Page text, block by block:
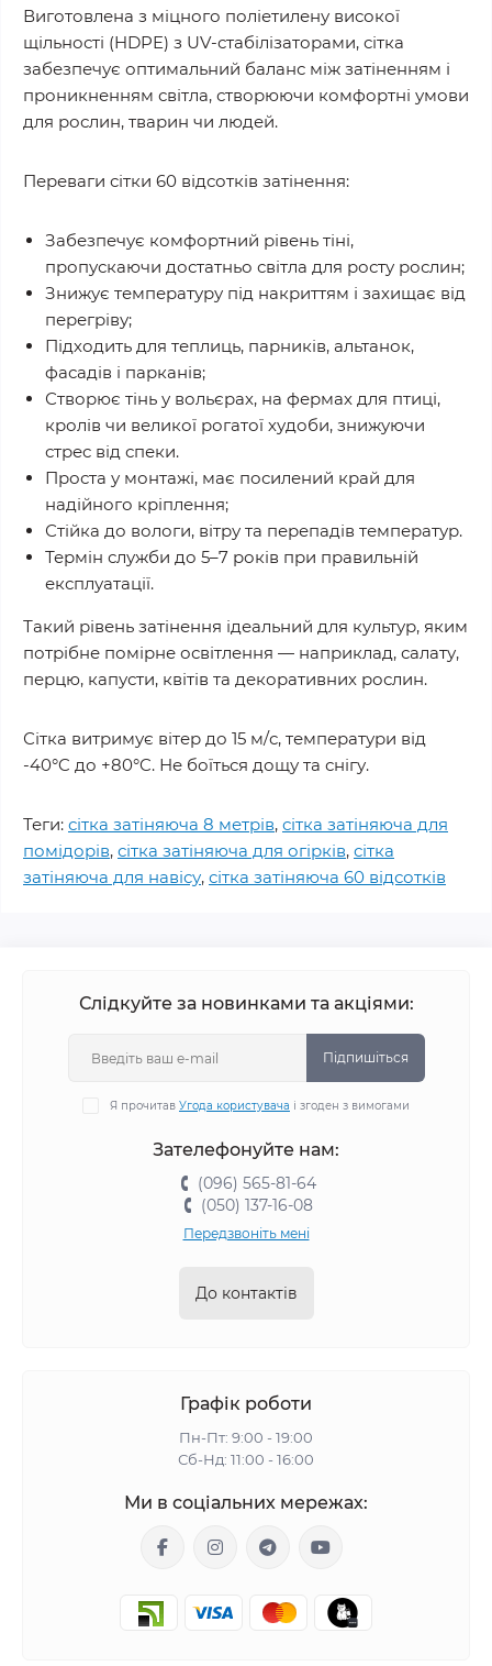
Виготовлена з міцного поліетилену високої
щільності (HDPE) з UV-стабілізаторами, сітка
забезпечує оптимальний баланс між затіненням і
проникненням світла, створюючи комфортні умови
для рослин, тварин чи людей.
Переваги сітки 60 відсотків затінення:
Забезпечує комфортний рівень тіні,
пропускаючи достатньо світла для росту рослин;
Знижує температуру під накриттям і захищає від
перегріву;
Підходить для теплиць, парників, альтанок,
фасадів і парканів;
Створює тінь у вольєрах, на фермах для птиці,
кролів чи великої рогатої худоби, знижуючи
стрес від спеки.
Проста у монтажі, має посилений край для
надійного кріплення;
Стійка до вологи, вітру та перепадів температур.
Термін служби до 5–7 років при правильній
експлуатації.
Такий рівень затінення ідеальний для культур, яким
потрібне помірне освітлення — наприклад, салату,
перцю, капусти, квітів та декоративних рослин.
Сітка витримує вітер до 15 м/с, температури від
-40°C до +80°C. Не боїться дощу та снігу.
Теги: сітка затіняюча 8 метрів, сітка затіняюча для
помідорів, сітка затіняюча для огірків, сітка
затіняюча для навісу, сітка затіняюча 60 відсотків
Слідкуйте за новинками та акціями:
Підпишіться
Я прочитав Угода користувача і згоден з вимогами
Зателефонуйте нам:
(096) 565-81-64
(050) 137-16-08
Передзвоніть мені
До контактів
Графік роботи
Пн-Пт: 9:00 - 19:00
Сб-Нд: 11:00 - 16:00
Ми в соціальних мережах: